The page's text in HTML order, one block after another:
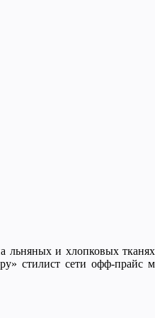
льняных и хлопковых
стилист сети офф-прайс